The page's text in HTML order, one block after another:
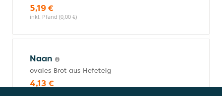
5,19 €
inkl. Pfand (0,00 €)
Naan
ovales Brot aus Hefeteig
4,13 €